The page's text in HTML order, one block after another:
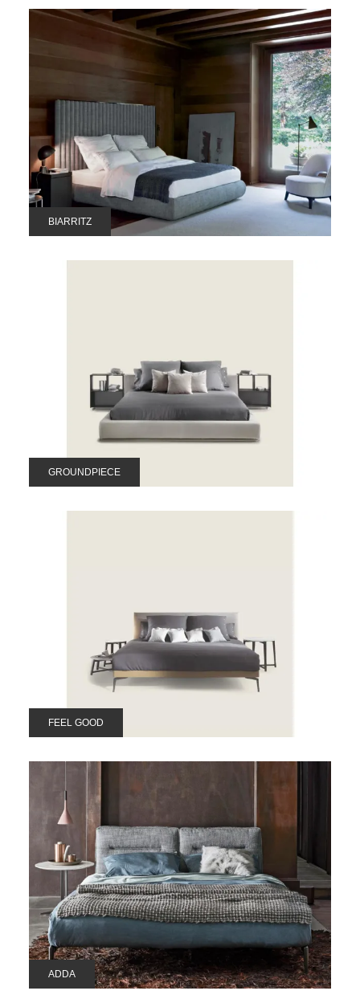
BIARRITZ
GROUNDPIECE
FEEL GOOD
ADDA